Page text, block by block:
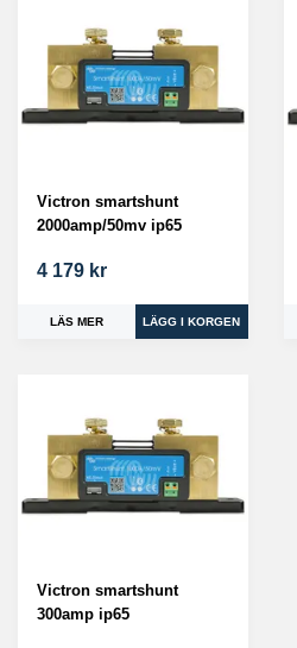
Victron smartshunt
2000amp/50mv ip65
4 179 kr
LÄS MER
Victron smartshunt
300amp ip65